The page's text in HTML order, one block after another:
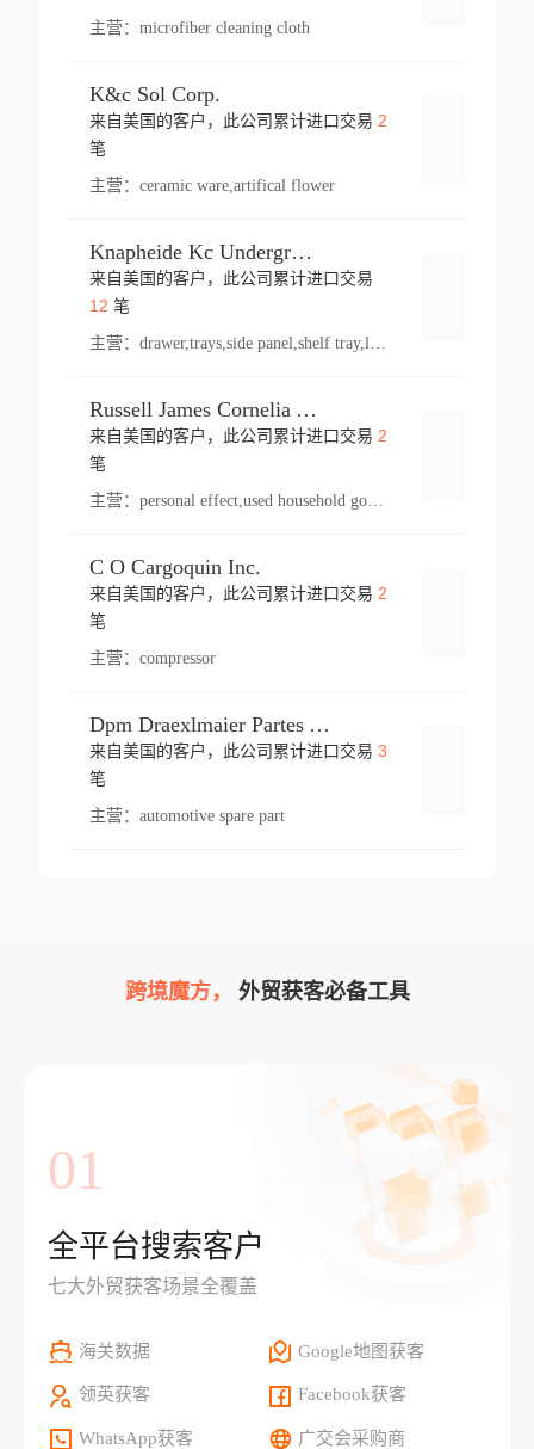
主营： microfiber cleaning cloth
K&c Sol Corp.
来自美国的客户，此公司累计进口交易 2
笔
主营： ceramic ware,artifical flower
Knapheide Kc Underground
来自美国的客户，此公司累计进口交易
12 笔
主营：
Russell James Cornelia Arlington Va
来自美国的客户，此公司累计进口交易 2
笔
主营： personal effect,used household goods
C O Cargoquin Inc.
来自美国的客户，此公司累计进口交易 2
笔
主营： compressor
Dpm Draexlmaier Partes Automotrices Corr Ind Huejotzingo
来自美国的客户，此公司累计进口交易 3
笔
主营： automotive spare part
跨境魔方， 外贸获客必备工具
01
全平台搜索客户
七大外贸获客场景全覆盖
海关数据 Google地图获客
领英获客 Facebook获客
WhatsApp获客 广交会采购商